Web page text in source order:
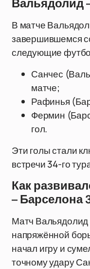
Вальядолид
В матче
завершившемся
следующие
Санчес
матче;
Рафинья
Фермин
гол.
Эти голы стали
встречи 34-го
Как
– Барселона
Матч Вальядолид
напряжённой
начал игру и
точному удару